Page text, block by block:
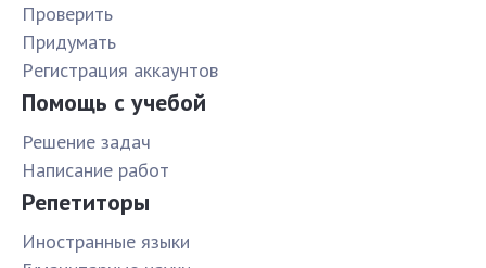
Проверить
Придумать
Pегистрация аккаунтов
Помощь с учебой
Решение задач
Написание работ
Репетиторы
Иностранные языки